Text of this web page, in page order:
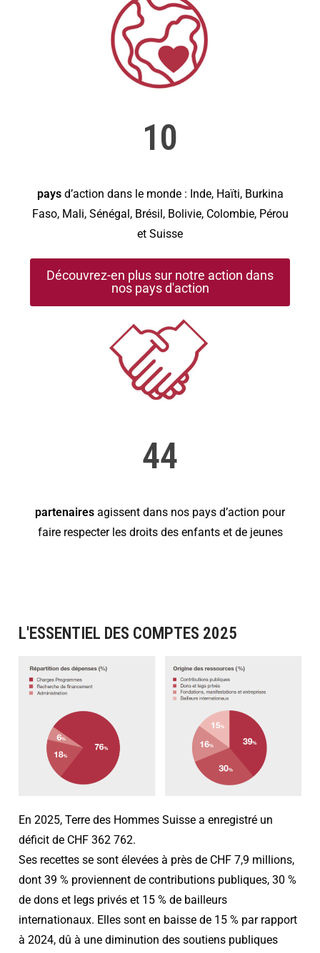
10
pays d’action dans le monde : Inde, Haïti, Burkina
Faso, Mali, Sénégal, Brésil, Bolivie, Colombie, Pérou
et Suisse
Découvrez-en plus sur notre action dans
nos pays d'action
44
partenaires agissent dans nos pays d’action pour
faire respecter les droits des enfants et de jeunes
L'ESSENTIEL DES COMPTES 2025
En 2025, Terre des Hommes Suisse a enregistré un
déficit de CHF 362 762.
Ses recettes se sont élevées à près de CHF 7,9 millions,
dont 39 % proviennent de contributions publiques, 30 %
de dons et legs privés et 15 % de bailleurs
internationaux. Elles sont en baisse de 15 % par rapport
à 2024, dû à une diminution des soutiens publiques